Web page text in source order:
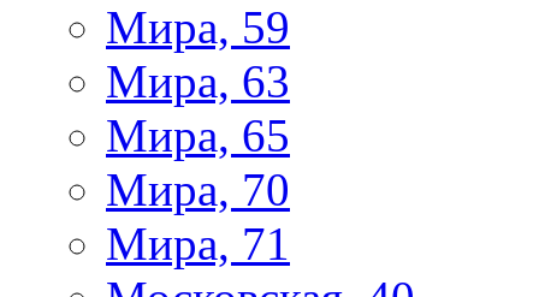
Мира, 59
Мира, 63
Мира, 65
Мира, 70
Мира, 71